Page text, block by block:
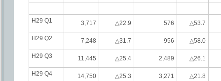
H29 Q1 3,717 △22.9 576 △53.7
H29 Q2 7,248 △31.7 956 △58.0
H29 Q3 11,445 △25.4 2,489 △26.1
H29 Q4 14,750 △25.3 3,271 △21.8